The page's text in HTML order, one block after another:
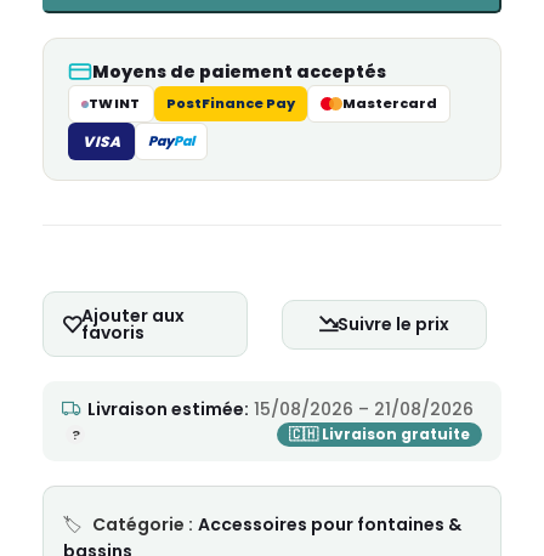
Moyens de paiement acceptés
TWINT PostFinance Pay Mastercard
VISA PayPal
Ajouter aux
favoris Suivre le prix
Livraison estimée: 15/08/2026 – 21/08/2026
Catégorie : Accessoires pour fontaines &
bassins